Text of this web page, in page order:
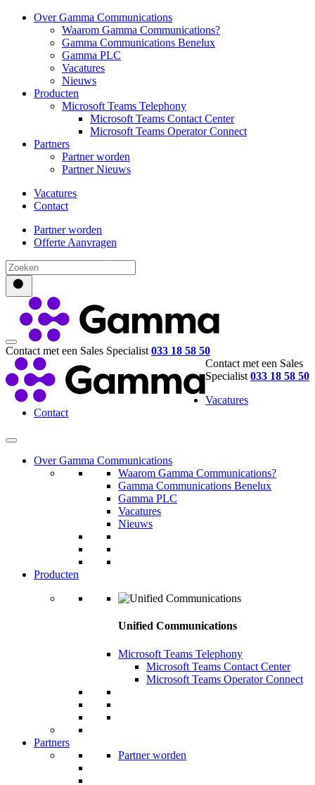
Over Gamma Communications
Waarom Gamma Communications?
Gamma Communications Benelux
Gamma PLC
Vacatures
Nieuws
Producten
Microsoft Teams Telephony
Microsoft Teams Contact Center
Microsoft Teams Operator Connect
Partners
Partner worden
Partner Nieuws
Vacatures
Contact
Partner worden
Offerte Aanvragen
Contact met een Sales Specialist 033 18 58 50
Contact met een Sales
Specialist 033 18 58 50
Vacatures
Contact
Over Gamma Communications
Waarom Gamma Communications?
Gamma Communications Benelux
Gamma PLC
Vacatures
Nieuws
Producten
Unified Communications
Microsoft Teams Telephony
Microsoft Teams Contact Center
Microsoft Teams Operator Connect
Partners
Partner worden